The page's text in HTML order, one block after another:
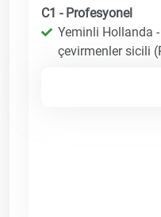
C1 - Profesyonel
Yeminli Hollanda
çevirmenler sicili